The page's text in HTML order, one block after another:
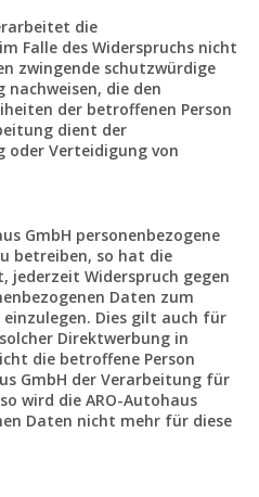
die
Falle des Widerspruchs nicht
zwingende schutzwürdige
die den
der betroffenen Person
dient der
oder Verteidigung von
GmbH personenbezogene
betreiben, so hat die
jederzeit Widerspruch gegen
Daten zum
Dies gilt auch für
Direktwerbung in
die betroffene Person
GmbH der Verarbeitung für
wird die ARO-Autohaus
Daten nicht mehr für diese